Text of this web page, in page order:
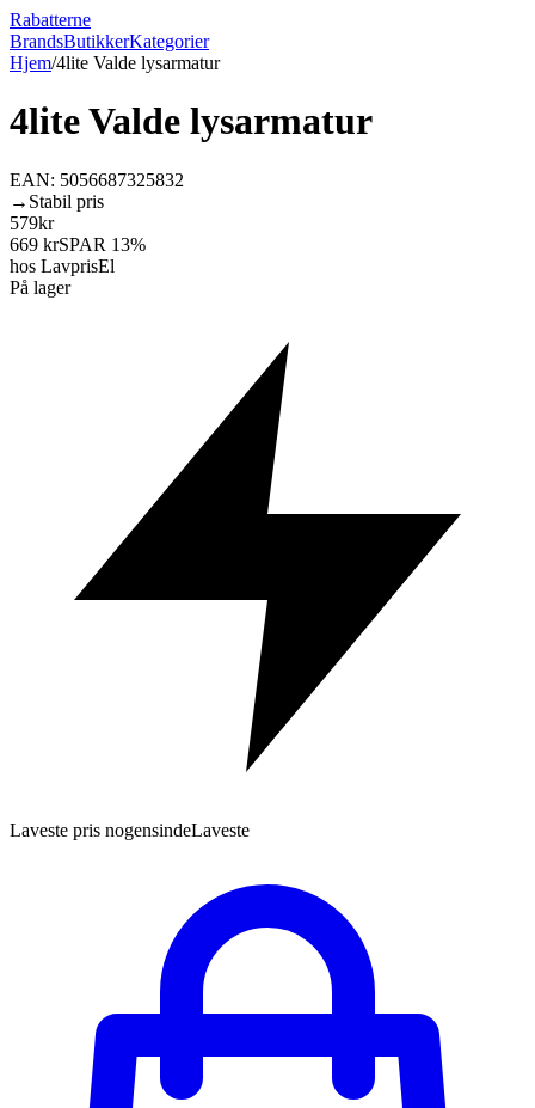
Rabatterne
BrandsButikkerKategorier
Hjem/4lite Valde lysarmatur
4lite Valde lysarmatur
EAN: 5056687325832
→ Stabil pris
579kr
669 krSPAR 13%
hos LavprisEl
På lager
Laveste pris nogensindeLaveste